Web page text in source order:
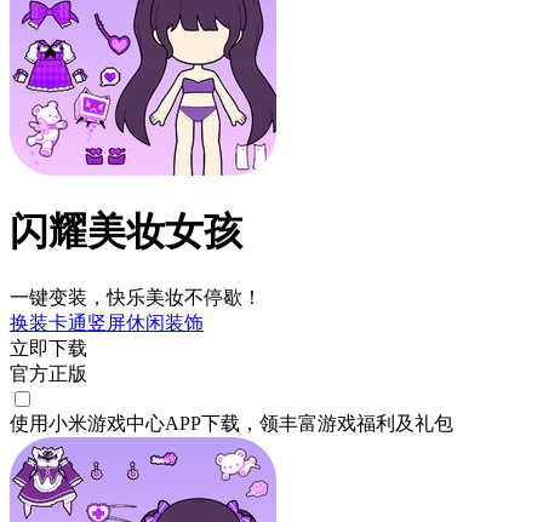
闪耀美妆女孩
一键变装，快乐美妆不停歇！
换装卡通竖屏休闲装饰
立即下载
官方正版
使用小米游戏中心APP下载 ，领丰富游戏福利 及礼包